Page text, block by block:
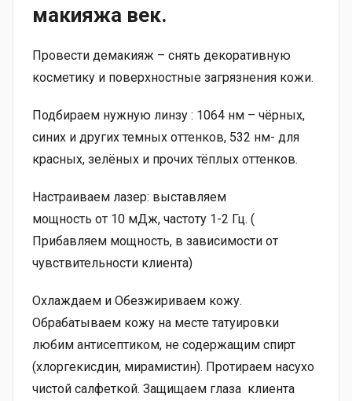
макияжа век.
Провести демакияж – снять декоративную
косметику и поверхностные загрязнения кожи.
Подбираем нужную линзу : 1064 нм – чёрных,
синих и других темных оттенков, 532 нм- для
красных, зелёных и прочих тёплых оттенков.
Настраиваем лазер: выставляем
мощность от 10 мДж, частоту 1-2 Гц. (
Прибавляем мощность, в зависимости от
чувствительности клиента)
Охлаждаем и Обезжириваем кожу.
Обрабатываем кожу на месте татуировки
любим антисептиком, не содержащим спирт
(хлоргекисдин, мирамистин). Протираем насухо
чистой салфеткой. Защищаем глаза клиента